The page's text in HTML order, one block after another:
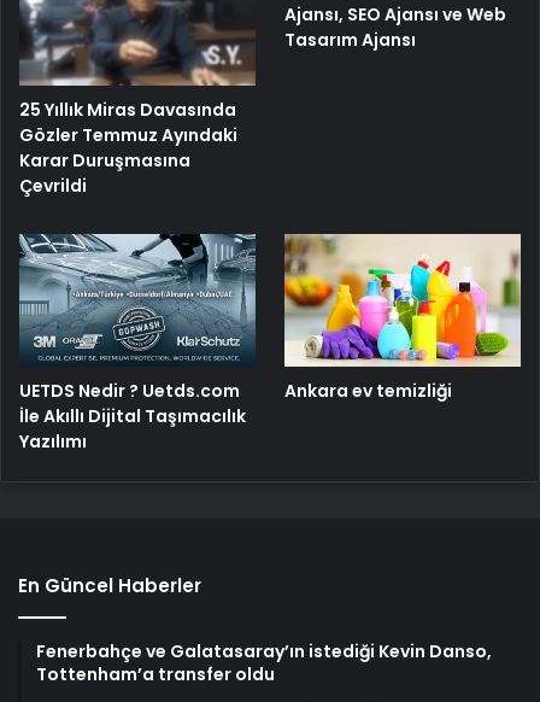
25 Yıllık Miras Davasında
Gözler Temmuz Ayındaki
Karar Duruşmasına
Çevrildi
Ajansı, SEO Ajansı ve Web
Tasarım Ajansı
UETDS Nedir ? Uetds.com
İle Akıllı Dijital Taşımacılık
Yazılımı
Ankara ev temizliği
En Güncel Haberler
Fenerbahçe ve Galatasaray’ın istediği Kevin Danso,
Tottenham’a transfer oldu